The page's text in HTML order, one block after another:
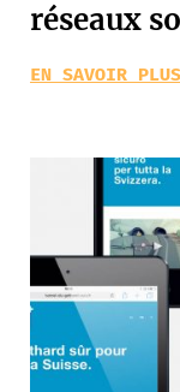
réseaux
EN SAVOIR